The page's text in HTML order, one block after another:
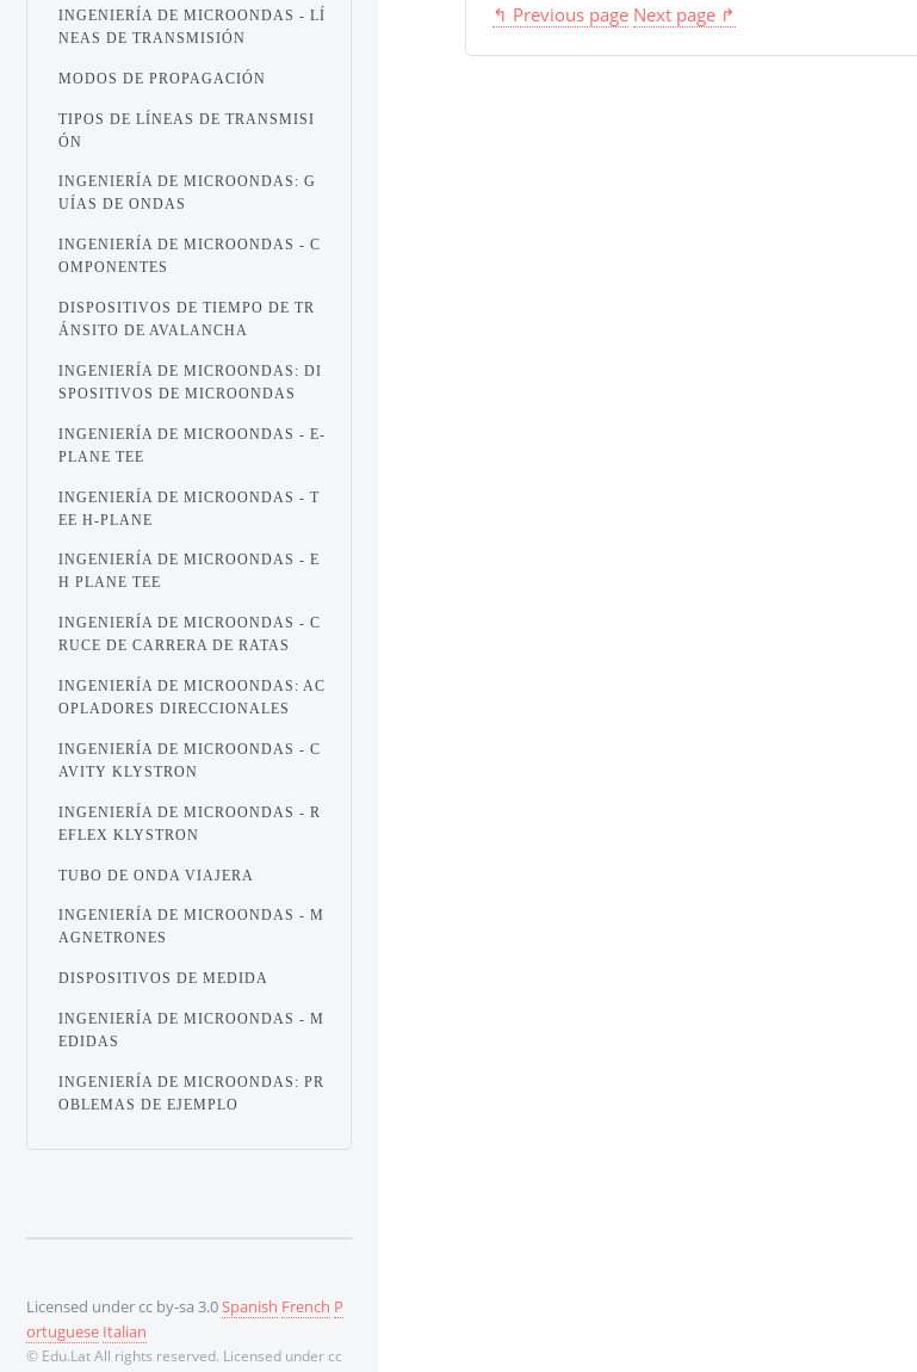
↰ Previous page Next page ↱
INGENIERÍA DE MICROONDAS - LÍ
NEAS DE TRANSMISIÓN
MODOS DE PROPAGACIÓN
TIPOS DE LÍNEAS DE TRANSMISI
ÓN
INGENIERÍA DE MICROONDAS: G
UÍAS DE ONDAS
INGENIERÍA DE MICROONDAS - C
OMPONENTES
DISPOSITIVOS DE TIEMPO DE TR
ÁNSITO DE AVALANCHA
INGENIERÍA DE MICROONDAS: DI
SPOSITIVOS DE MICROONDAS
INGENIERÍA DE MICROONDAS - E-
PLANE TEE
INGENIERÍA DE MICROONDAS - T
EE H-PLANE
INGENIERÍA DE MICROONDAS - E
H PLANE TEE
INGENIERÍA DE MICROONDAS - C
RUCE DE CARRERA DE RATAS
INGENIERÍA DE MICROONDAS: AC
OPLADORES DIRECCIONALES
INGENIERÍA DE MICROONDAS - C
AVITY KLYSTRON
INGENIERÍA DE MICROONDAS - R
EFLEX KLYSTRON
TUBO DE ONDA VIAJERA
INGENIERÍA DE MICROONDAS - M
AGNETRONES
DISPOSITIVOS DE MEDIDA
INGENIERÍA DE MICROONDAS - M
EDIDAS
INGENIERÍA DE MICROONDAS: PR
OBLEMAS DE EJEMPLO
Licensed under cc by-sa 3.0Spanish French P
ortuguese Italian
© Edu.Lat All rights reserved. Licensed under cc